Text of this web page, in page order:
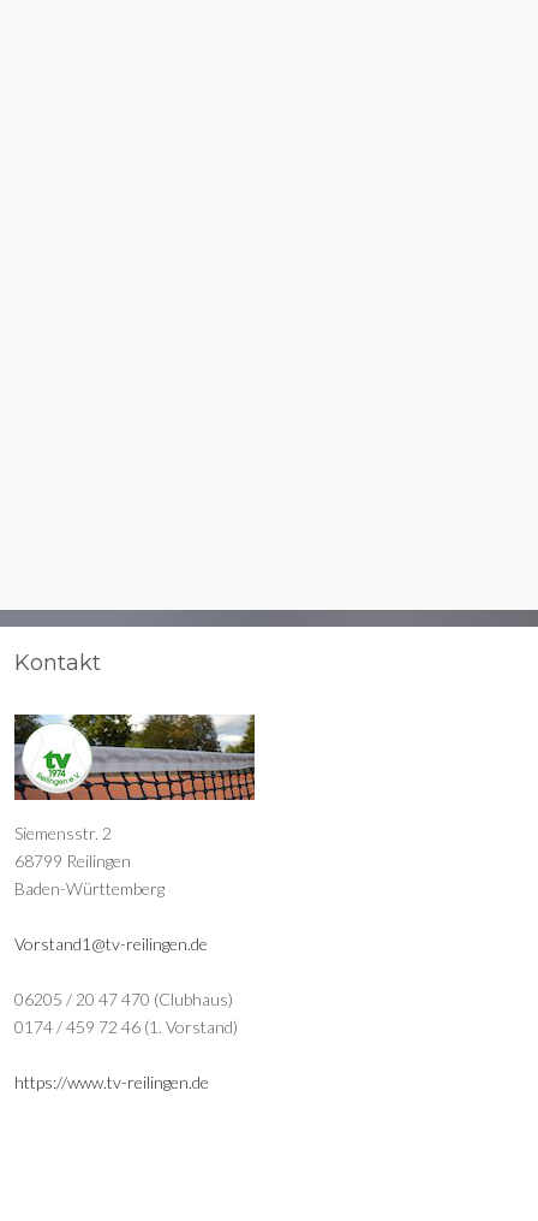
Kontakt
Siemensstr. 2
68799 Reilingen
Baden-Württemberg
Vorstand1@tv-reilingen.de
06205 / 20 47 470 (Clubhaus)
0174 / 459 72 46 (1. Vorstand)
https://www.tv-reilingen.de